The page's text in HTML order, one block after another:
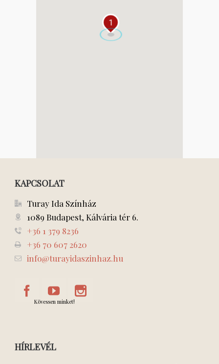
1
KAPCSOLAT
Turay Ida Színház
1089 Budapest, Kálvária tér 6.
+36 1 379 8236
+36 70 607 2620
info@turayidaszinhaz.hu
Kövessen minket!
HÍRLEVÉL